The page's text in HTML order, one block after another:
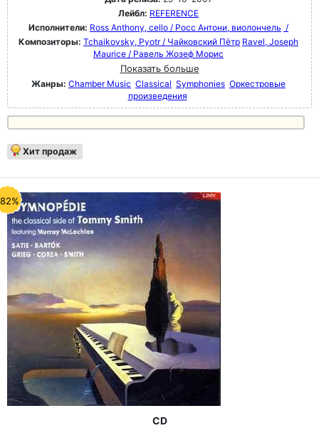
Лейбл: REFERENCE
Исполнители: Ross Anthony, cello / Росс Антони, виолончель /
Композиторы: Tchaikovsky, Pyotr / Чайковский Пётр Ravel, Joseph
Maurice / Равель Жозеф Морис
Показать больше
Жанры: Chamber Music Classical Symphonies Оркестровые
произведения
Хит продаж
CD